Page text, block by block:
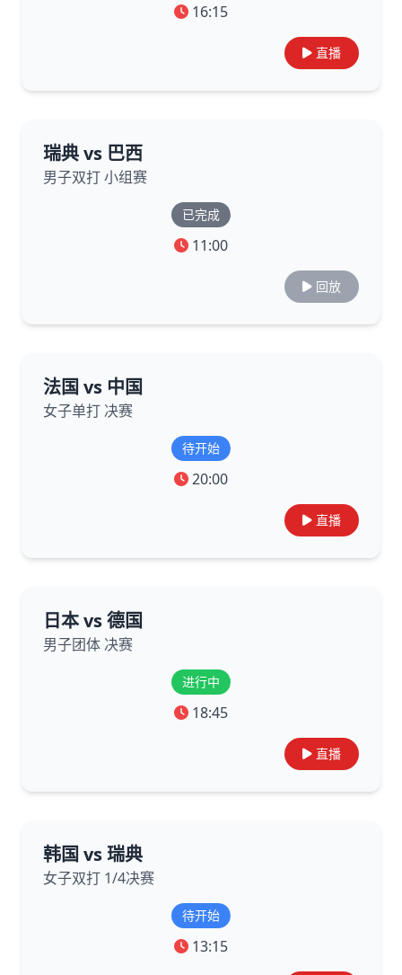
16:15
直播
瑞典 vs 巴西
男子双打 小组赛
已完成
11:00
回放
法国 vs 中国
女子单打 决赛
待开始
20:00
直播
日本 vs 德国
男子团体 决赛
进行中
18:45
直播
韩国 vs 瑞典
女子双打 1/4决赛
待开始
13:15